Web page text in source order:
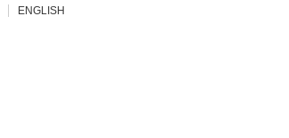
ENGLISH